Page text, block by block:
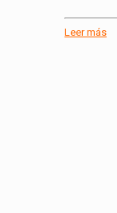
Leer más